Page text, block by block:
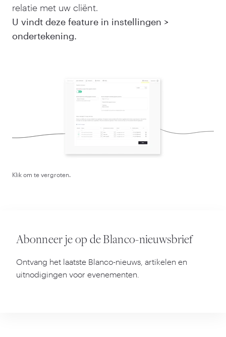
relatie met uw cliënt.
U vindt deze feature in instellingen >
ondertekening.
Klik om te vergroten.
Abonneer je op de Blanco-nieuwsbrief
Ontvang het laatste Blanco-nieuws, artikelen en
uitnodigingen voor evenementen.